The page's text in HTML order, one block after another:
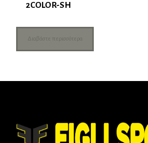
2COLOR-SH
Διαβάστε περισσότερα